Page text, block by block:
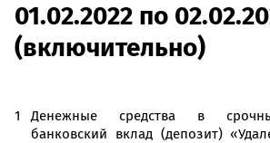
01.02.2022 по
(включительно)
Денежные средства в
банковский вклад (депозит)